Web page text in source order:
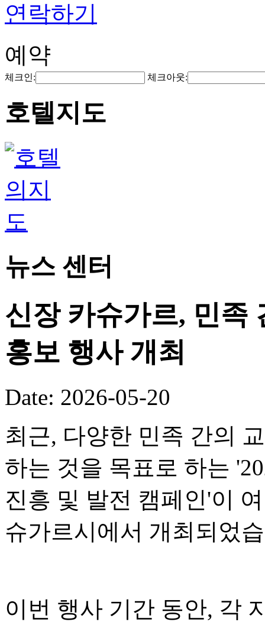
연락하기
예약
체크인: 체크아웃:
호텔지도
뉴스 센터
신장 카슈가르, 민족
홍보 행사 개최
Date: 2026-05-20
최근, 다양한 민족 간의
하는 것을 목표로 하는
진흥 및 발전 캠페인'이
슈가르시에서 개최되었
이번 행사 기간 동안, 각